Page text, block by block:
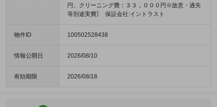
円、クリーニング費：３３，０００円※故意・過失
等別途実費］ 保証会社:イントラスト
物件ID 100502528438
情報公開日 2026/08/10
有効期限 2026/08/18